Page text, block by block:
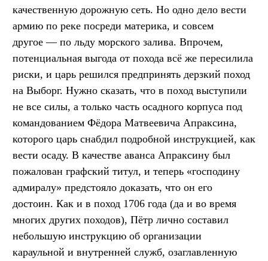
качественную дорожную сеть. Но одно дело вести
армию по реке посреди материка, и совсем
другое — по льду морского залива. Впрочем,
потенциальная выгода от похода всё же пересилила
риски, и царь решился предпринять дерзкий поход
на Выборг. Нужно сказать, что в поход выступили
не все силы, а только часть осадного корпуса под
командованием Фёдора Матвеевича Апраксина,
которого царь снабдил подробной инструкцией, как
вести осаду. В качестве аванса Апраксину был
пожалован графский титул, и теперь «господину
адмиралу» предстояло доказать, что он его
достоин. Как и в поход 1706 года (да и во время
многих других походов), Пётр лично составил
небольшую инструкцию об организации
караульной и внутренней служб, озаглавленную